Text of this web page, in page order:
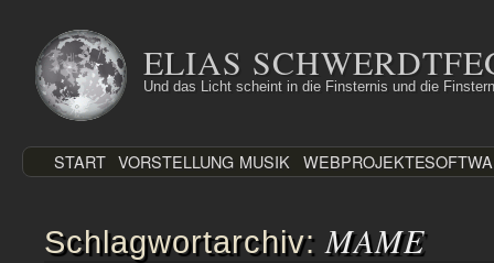
Inhalt
springen
ELIAS
Und das Licht scheint in die Finsternis und die
START VORSTELLUNG MUSIK WEBPROJEKTE
Schlagwortarchiv: MAME